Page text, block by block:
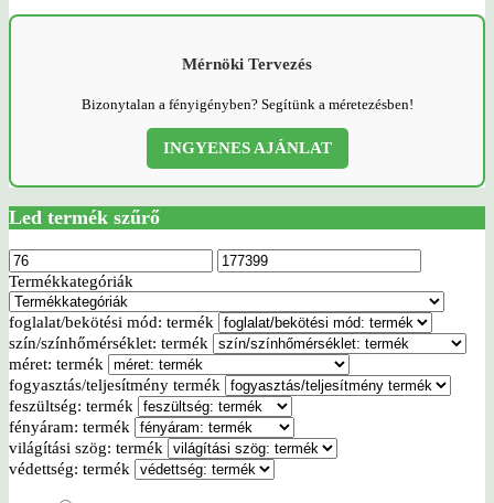
Mérnöki Tervezés
Bizonytalan a fényigényben? Segítünk a méretezésben!
INGYENES AJÁNLAT
Led termék szűrő
Termékkategóriák
foglalat/bekötési mód: termék
szín/színhőmérséklet: termék
méret: termék
fogyasztás/teljesítmény termék
feszültség: termék
fényáram: termék
világítási szög: termék
védettség: termék